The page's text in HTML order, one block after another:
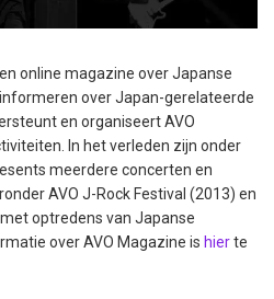
online magazine over Japanse
over Japan-gerelateerde
en organiseert AVO
In het verleden zijn onder
meerdere concerten en
AVO J-Rock Festival (2013) en
optredens van Japanse
over AVO Magazine is hierte